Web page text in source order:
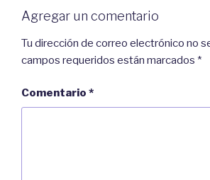
t
a
n
e
)
v
e
a
a
e
v
a
Agregar un comentario
Tu dirección de correo electrónico no
campos requeridos están marcados *
Comentario *